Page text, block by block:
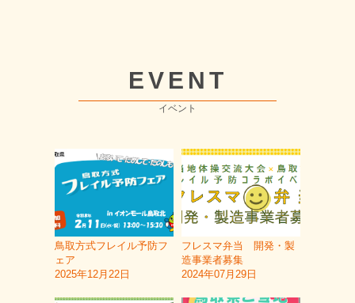
EVENT
イベント
鳥取方式フレイル予防フ
ェア
2025年12月22日
フレスマ弁当 開発・製
造事業者募集
2024年07月29日